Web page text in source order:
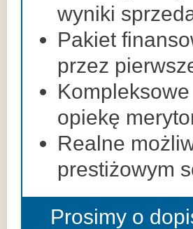
wyniki
Pakiet
przez
opiekę
Realne
prestiżowym
Prosimy o